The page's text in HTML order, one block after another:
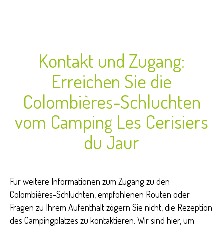
Kontakt und Zugang:
Erreichen Sie die
Colombières-Schluchten
vom Camping Les Cerisiers
du Jaur
Für weitere Informationen zum Zugang zu den
Colombières-Schluchten, empfohlenen Routen oder
Fragen zu Ihrem Aufenthalt zögern Sie nicht, die Rezeption
des Campingplatzes zu kontaktieren. Wir sind hier, um